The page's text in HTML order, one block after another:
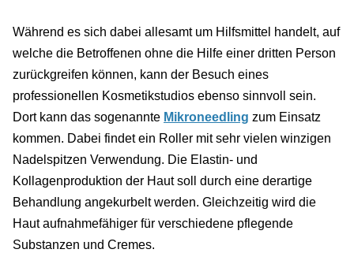
Während es sich dabei allesamt um Hilfsmittel handelt, auf
welche die Betroffenen ohne die Hilfe einer dritten Person
zurückgreifen können, kann der Besuch eines
professionellen Kosmetikstudios ebenso sinnvoll sein.
Dort kann das sogenannte Mikroneedling zum Einsatz
kommen. Dabei findet ein Roller mit sehr vielen winzigen
Nadelspitzen Verwendung. Die Elastin- und
Kollagenproduktion der Haut soll durch eine derartige
Behandlung angekurbelt werden. Gleichzeitig wird die
Haut aufnahmefähiger für verschiedene pflegende
Substanzen und Cremes.